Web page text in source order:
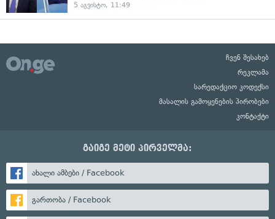
5 აგვისტო, 11:49
ჩვენ შესახებ
რეკლამა
სარედაქციო კოდექსი
მასალის გამოყენების პირობები
კონტაქტი
გაიგე მეტი პირველმა:
ახალი ამბები / Facebook
გართობა / Facebook